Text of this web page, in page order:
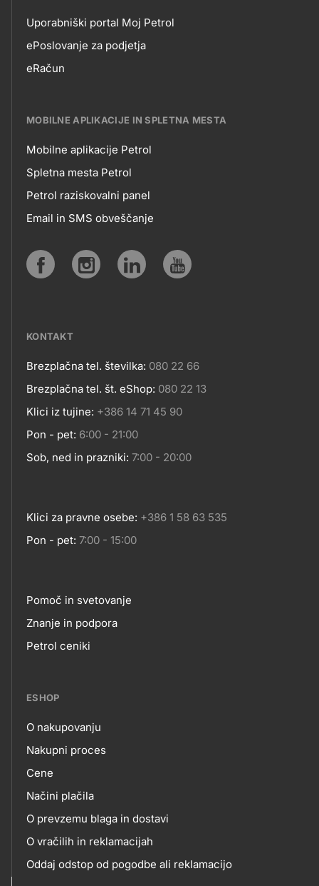
EPOSLOVANJE
Uporabniški portal Moj Petrol
ePoslovanje za podjetja
eRačun
MOBILNE APLIKACIJE IN SPLETNA MESTA
MOBILNE
APLIKACIJE
SPLETNA
Mobilne aplikacije Petrol
Spletna mesta Petrol
Petrol raziskovalni panel
Email in SMS obveščanje
KONTAKT
Kontakt
Brezplačna tel. številka: 080 22 66
Brezplačna tel. št. eShop: 080 22 13
Klici iz tujine: +386 14 71 45 90
Pon - pet: 6:00 - 21:00
Sob, ned in prazniki: 7:00 - 20:00
Klici za pravne osebe: +386 1 58 63 535
Pon - pet: 7:00 - 15:00
Footer
links
Pomoč in svetovanje
Znanje in podpora
Petrol ceniki
ESHOP
eshop
O nakupovanju
Nakupni proces
Cene
Načini plačila
O prevzemu blaga in dostavi
O vračilih in reklamacijah
Oddaj odstop od pogodbe ali reklamacijo